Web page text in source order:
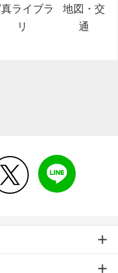
ライブラ
リ
地図・交
通